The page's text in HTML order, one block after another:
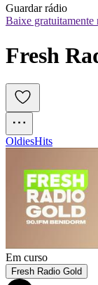
Guardar rádio
Baixe gratuitamente
Fresh
OldiesHits
Em curso
Fresh Radio Gold